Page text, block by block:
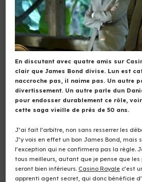
En discutant avec quatre amis sur
clair que James Bond divise. Lun est
naccroche pas, il naime pas. Un autre
divertissement. Un autre parle dun
pour endosser durablement ce rôle,
cette saga vieille de près de 50 ans.
J’ai fait l’arbitre, non sans resserrer les
J’y vois en effet un bon James Bond, mais
l’exception qui ne confirmera pas la règle.
tous meilleurs, autant que je pense que les
seront bien inférieurs. Casino Royale c’est
apprenti agent secret, qui donc bénéficie